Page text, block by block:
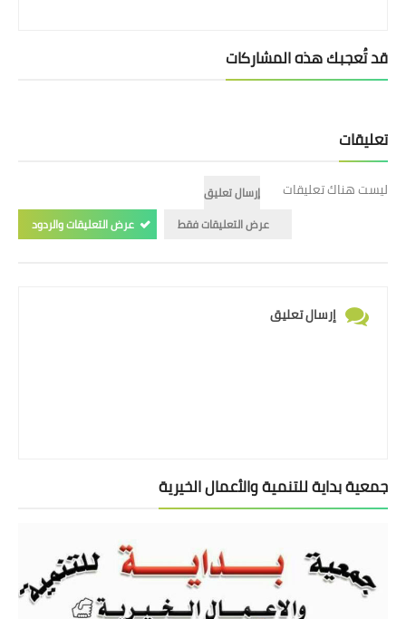
قد تُعجبك هذه المشاركات
تعليقات
ليست هناك تعليقات
إرسال تعليق
عرض التعليقات فقط
عرض التعليقات والردود
إرسال تعليق
جمعية بداية للتنمية والأعمال الخيرية